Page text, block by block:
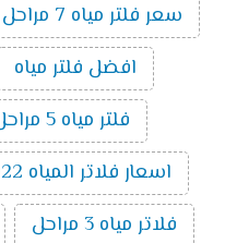
سعر فلتر مياه 7 مراحل
افضل فلتر مياه
فلتر مياه 5 مراحل
اسعار فلاتر المياه 2022
فلاتر مياه 3 مراحل